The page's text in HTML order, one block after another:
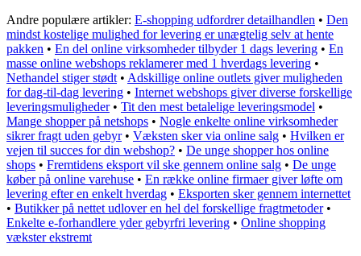
Andre populære artikler: E-shopping udfordrer detailhandlen • Den
mindst kostelige mulighed for levering er unægtelig selv at hente
pakken • En del online virksomheder tilbyder 1 dags levering • En
masse online webshops reklamerer med 1 hverdags levering •
Nethandel stiger stødt • Adskillige online outlets giver muligheden
for dag-til-dag levering • Internet webshops giver diverse forskellige
leveringsmuligheder• Tit den mest betalelige leveringsmodel •
Mange shopper på netshops • Nogle enkelte online virksomheder
sikrer fragt uden gebyr• Væksten sker via online salg • Hvilken er
vejen til succes for din webshop? • De unge shopper hos online
shops • Fremtidens eksport vil ske gennem online salg • De unge
køber på online varehuse • En række online firmaer giver løfte om
levering efter en enkelt hverdag • Eksporten sker gennem internettet
• Butikker på nettet udlover en hel del forskellige fragtmetoder•
Enkelte e-forhandlere yder gebyrfri levering • Online shopping
vækster ekstremt